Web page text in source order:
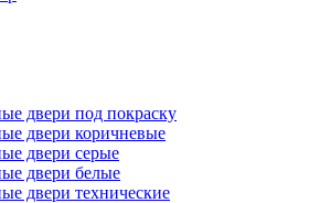
двери под покраску
двери коричневые
двери серые
двери белые
двери технические